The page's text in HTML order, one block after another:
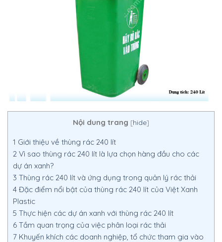
Nội dung trang [hide]
1 Giới thiệu về thùng rác 240 lít
2 Vì sao thùng rác 240 lít là lựa chọn hàng đầu cho các
dự án xanh?
3 Thùng rác 240 lít và ứng dụng trong quản lý rác thải
4 Đặc điểm nổi bật của thùng rác 240 lít của Việt Xanh
Plastic
5 Thực hiện các dự án xanh với thùng rác 240 lít
6 Tầm quan trọng của việc phân loại rác thải
7 Khuyến khích các doanh nghiệp, tổ chức tham gia vào